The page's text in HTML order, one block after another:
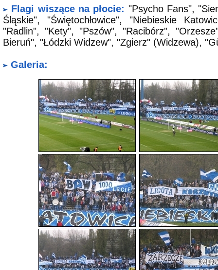
Flagi wiszące na płocie: "Psycho Fans",
Śląskie", "Świętochłowice", "Niebieskie
"Radlin", "Kety", "Pszów", "Racibórz",
Bieruń", "Łódzki Widzew", "Zgierz" (Widzewa),
Galeria: